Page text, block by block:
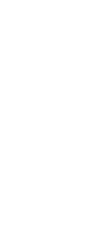
von
und
fragen,
Jesus
an ihm